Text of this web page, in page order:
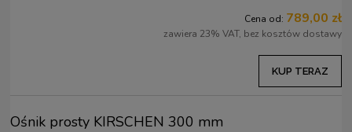
Cena od: 789,00 zł
zawiera 23% VAT, bez kosztów dostawy
KUP TERAZ
Ośnik prosty KIRSCHEN 300 mm